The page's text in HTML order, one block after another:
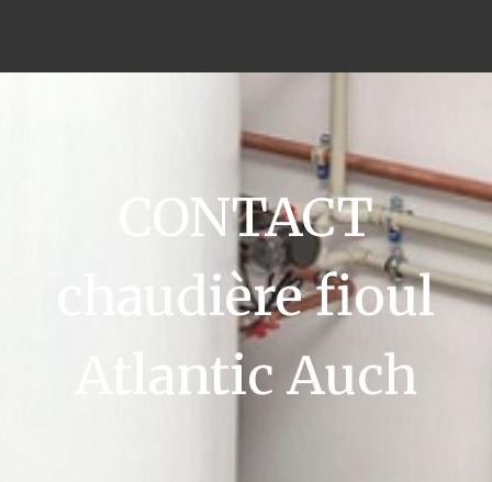
CONTACT
chaudière fioul
Atlantic Auch